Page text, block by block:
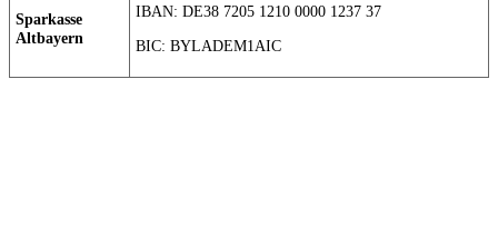
Sparkasse
Altbayern
IBAN: DE38 7205 1210 0000 1237 37
BIC: BYLADEM1AIC